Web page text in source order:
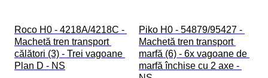
Roco H0 - 4218A/4218C -
Machetă tren transport
călători (3) - Trei vagoane
Plan D - NS
Piko H0 - 54879/95427 -
Machetă tren transport
marfă (6) - 6x vagoane de
marfă închise cu 2 axe -